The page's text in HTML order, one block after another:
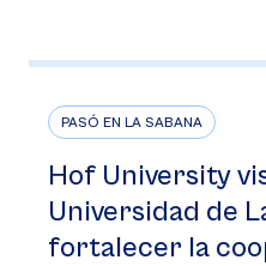
PASÓ EN LA SABANA
Hof University
Universidad de
fortalecer la